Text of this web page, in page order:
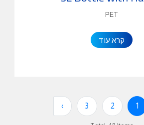
PET
קרא עוד
1
2
3
›